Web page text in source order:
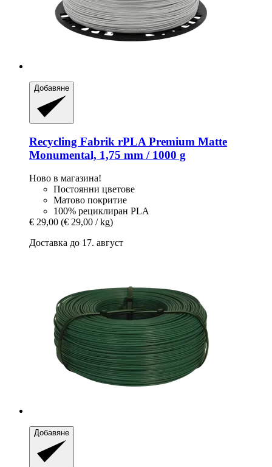
Добавяне
Recycling Fabrik rPLA Premium Matte
Monumental, 1,75 mm / 1000 g
Ново в магазина!
Постоянни цветове
Матово покритие
100% рециклиран PLA
€ 29,00 (€ 29,00 / kg)
Доставка до 17. август
Добавяне